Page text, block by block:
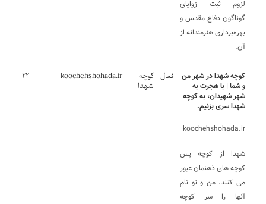
لزوم ثبت زوایای
گوناگون دفاع مقدس و
بهره‌برداری هنرمندانه از
آن.
کوچه شهدا در شهر من
و شما | با هجرت به
شهر شهیدان، به کوچه
شهدا سری بزنیم.
koochehshohada.ir
شهدا از کوچه پس
کوچه های ذهنمان عبور
می کنند. من و تو نام
آنها را سر کوچه
فعال کوچه
شهدا
koochehshohada.ir ۲۲